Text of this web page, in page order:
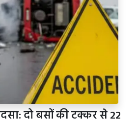
दो बसों की टक्कर से 22